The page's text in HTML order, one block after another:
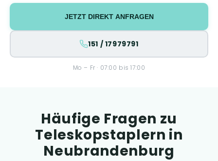
JETZT DIREKT ANFRAGEN
151 / 17979791
Mo – Fr · 07:00 bis 17:00
Häufige Fragen zu
Teleskopstaplern in
Neubrandenburg